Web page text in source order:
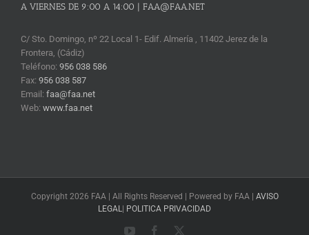
A VIERNES DE 9:00 A 14:00 | FAA@FAA.NET
C/ Sto. Domingo, nº 22 Local 1- Edif. Almería , 11402 Jerez de la
Frontera, (Cádiz)
Teléfono: 956 038 586
Fax: 956 038 587
Email: faa@faa.net
Web: www.faa.net
Copyright 2026 FAA | All Rights Reserved | Powered by FAA | AVISO
LEGAL POLITICA PRIVACIDAD
YouTubeFacebook